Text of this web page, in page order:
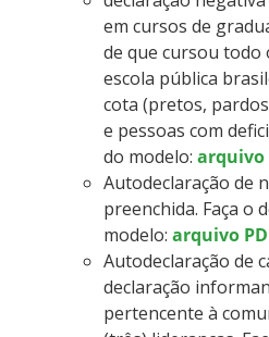
em cursos de
de que cursou todo
escola pública
cota (pretos,
e pessoas com
do modelo: arquivo
Autodeclaração de
preenchida. Faça o
modelo: arquivo
Autodeclaração de
declaração
pertencente à